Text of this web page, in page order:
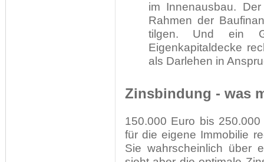
im Innenausbau.
Rahmen der
tilgen. Und ein
Eigenkapitaldecke
als Darlehen in
Zinsbindung - was
150.000 Euro bis
für die eigene Immobilie
Sie wahrscheinlich über